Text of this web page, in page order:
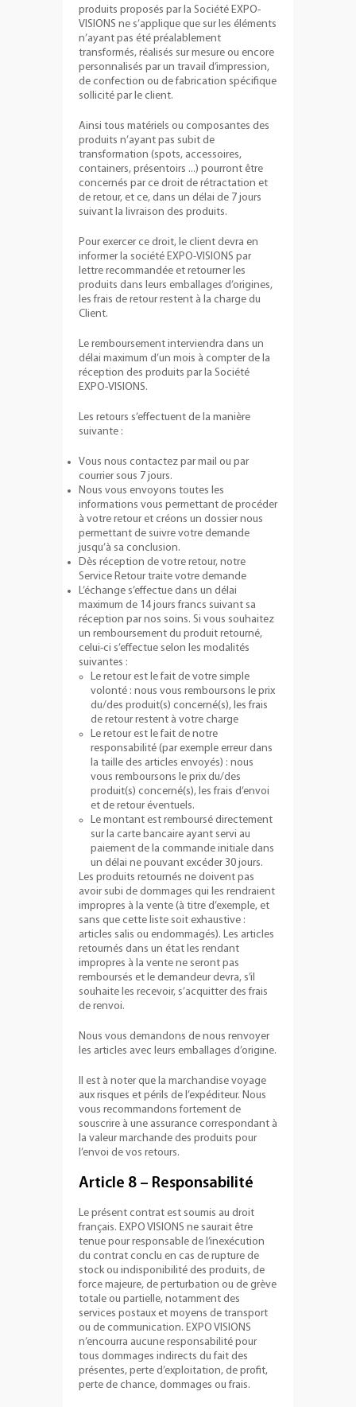
produits proposés par la Société EXPO-
VISIONS ne s’applique que sur les éléments
n’ayant pas été préalablement
transformés, réalisés sur mesure ou encore
personnalisés par un travail d’impression,
de confection ou de fabrication spécifique
sollicité par le client.
Ainsi tous matériels ou composantes des
produits n’ayant pas subit de
transformation (spots, accessoires,
containers, présentoirs ...) pourront être
concernés par ce droit de rétractation et
de retour, et ce, dans un délai de 7 jours
suivant la livraison des produits.
Pour exercer ce droit, le client devra en
informer la société EXPO-VISIONS par
lettre recommandée et retourner les
produits dans leurs emballages d’origines,
les frais de retour restent à la charge du
Client.
Le remboursement interviendra dans un
délai maximum d’un mois à compter de la
réception des produits par la Société
EXPO-VISIONS.
Les retours s’effectuent de la manière
suivante :
Vous nous contactez par mail ou par
courrier sous 7 jours.
Nous vous envoyons toutes les
informations vous permettant de procéder
à votre retour et créons un dossier nous
permettant de suivre votre demande
jusqu’à sa conclusion.
Dès réception de votre retour, notre
Service Retour traite votre demande
L’échange s’effectue dans un délai
maximum de 14 jours francs suivant sa
réception par nos soins. Si vous souhaitez
un remboursement du produit retourné,
celui-ci s’effectue selon les modalités
suivantes :
Le retour est le fait de votre simple
volonté : nous vous remboursons le prix
du/des produit(s) concerné(s), les frais
de retour restent à votre charge
Le retour est le fait de notre
responsabilité (par exemple erreur dans
la taille des articles envoyés) : nous
vous remboursons le prix du/des
produit(s) concerné(s), les frais d’envoi
et de retour éventuels.
Le montant est remboursé directement
sur la carte bancaire ayant servi au
paiement de la commande initiale dans
un délai ne pouvant excéder 30 jours.
Les produits retournés ne doivent pas
avoir subi de dommages qui les rendraient
impropres à la vente (à titre d’exemple, et
sans que cette liste soit exhaustive :
articles salis ou endommagés). Les articles
retournés dans un état les rendant
impropres à la vente ne seront pas
remboursés et le demandeur devra, s’il
souhaite les recevoir, s’acquitter des frais
de renvoi.
Nous vous demandons de nous renvoyer
les articles avec leurs emballages d’origine.
Il est à noter que la marchandise voyage
aux risques et périls de l’expéditeur. Nous
vous recommandons fortement de
souscrire à une assurance correspondant à
la valeur marchande des produits pour
l’envoi de vos retours.
Article 8 – Responsabilité
Le présent contrat est soumis au droit
français. EXPO VISIONS ne saurait être
tenue pour responsable de l’inexécution
du contrat conclu en cas de rupture de
stock ou indisponibilité des produits, de
force majeure, de perturbation ou de grève
totale ou partielle, notamment des
services postaux et moyens de transport
ou de communication. EXPO VISIONS
n’encourra aucune responsabilité pour
tous dommages indirects du fait des
présentes, perte d’exploitation, de profit,
perte de chance, dommages ou frais.